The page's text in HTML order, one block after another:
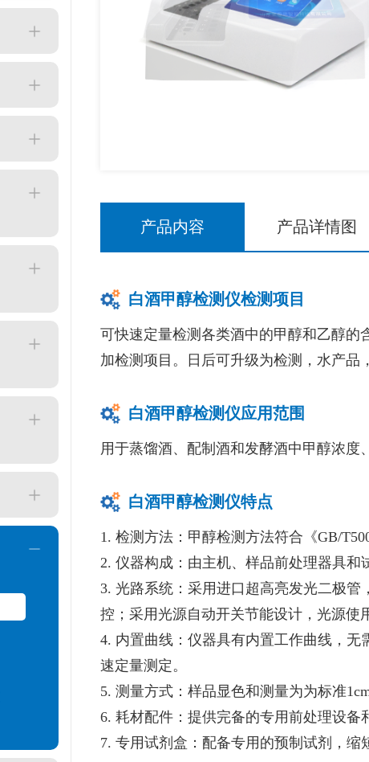
产品内容 产品详情图
白酒甲醇检测仪检测项目
可快速定量检测各类酒中的甲醇和乙醇的
加检测项目。日后可升级为检测，水产品
白酒甲醇检测仪应用范围
用于蒸馏酒、配制酒和发酵酒中甲醇浓度
白酒甲醇检测仪特点
1. 检测方法：甲醇检测方法符合《GB/
2. 仪器构成：由主机、样品前处理器具和
3. 光路系统：采用进口超高亮发光二极
控；采用光源自动开关节能设计，光源使
4. 内置曲线：仪器具有内置工作曲线，
速定量测定。
5. 测量方式：样品显色和测量为为标准
6. 耗材配件：提供完备的专用前处理设备
7. 专用试剂盒：配备专用的预制试剂，缩